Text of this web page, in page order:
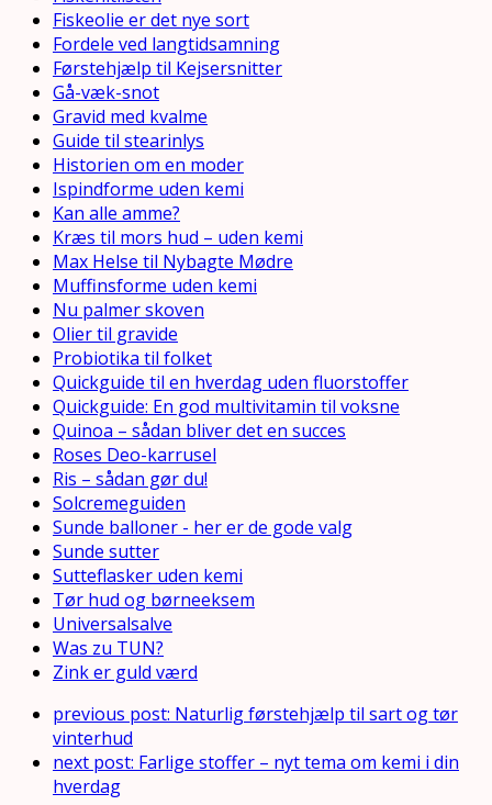
Fiskeolie er det nye sort
Fordele ved langtidsamning
Førstehjælp til Kejsersnitter
Gå-væk-snot
Gravid med kvalme
Guide til stearinlys
Historien om en moder
Ispindforme uden kemi
Kan alle amme?
Kræs til mors hud – uden kemi
Max Helse til Nybagte Mødre
Muffinsforme uden kemi
Nu palmer skoven
Olier til gravide
Probiotika til folket
Quickguide til en hverdag uden fluorstoffer
Quickguide: En god multivitamin til voksne
Quinoa – sådan bliver det en succes
Roses Deo-karrusel
Ris – sådan gør du!
Solcremeguiden
Sunde balloner - her er de gode valg
Sunde sutter
Sutteflasker uden kemi
Tør hud og børneeksem
Universalsalve
Was zu TUN?
Zink er guld værd
previous post: Naturlig førstehjælp til sart og tør
vinterhud
next post: Farlige stoffer – nyt tema om kemi i din
hverdag